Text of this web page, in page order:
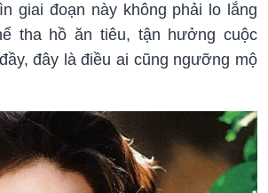
giai đoạn này không phải lo lắng
tha hồ ăn tiêu, tận hưởng cuộc
đây là điều ai cũng ngưỡng mộ